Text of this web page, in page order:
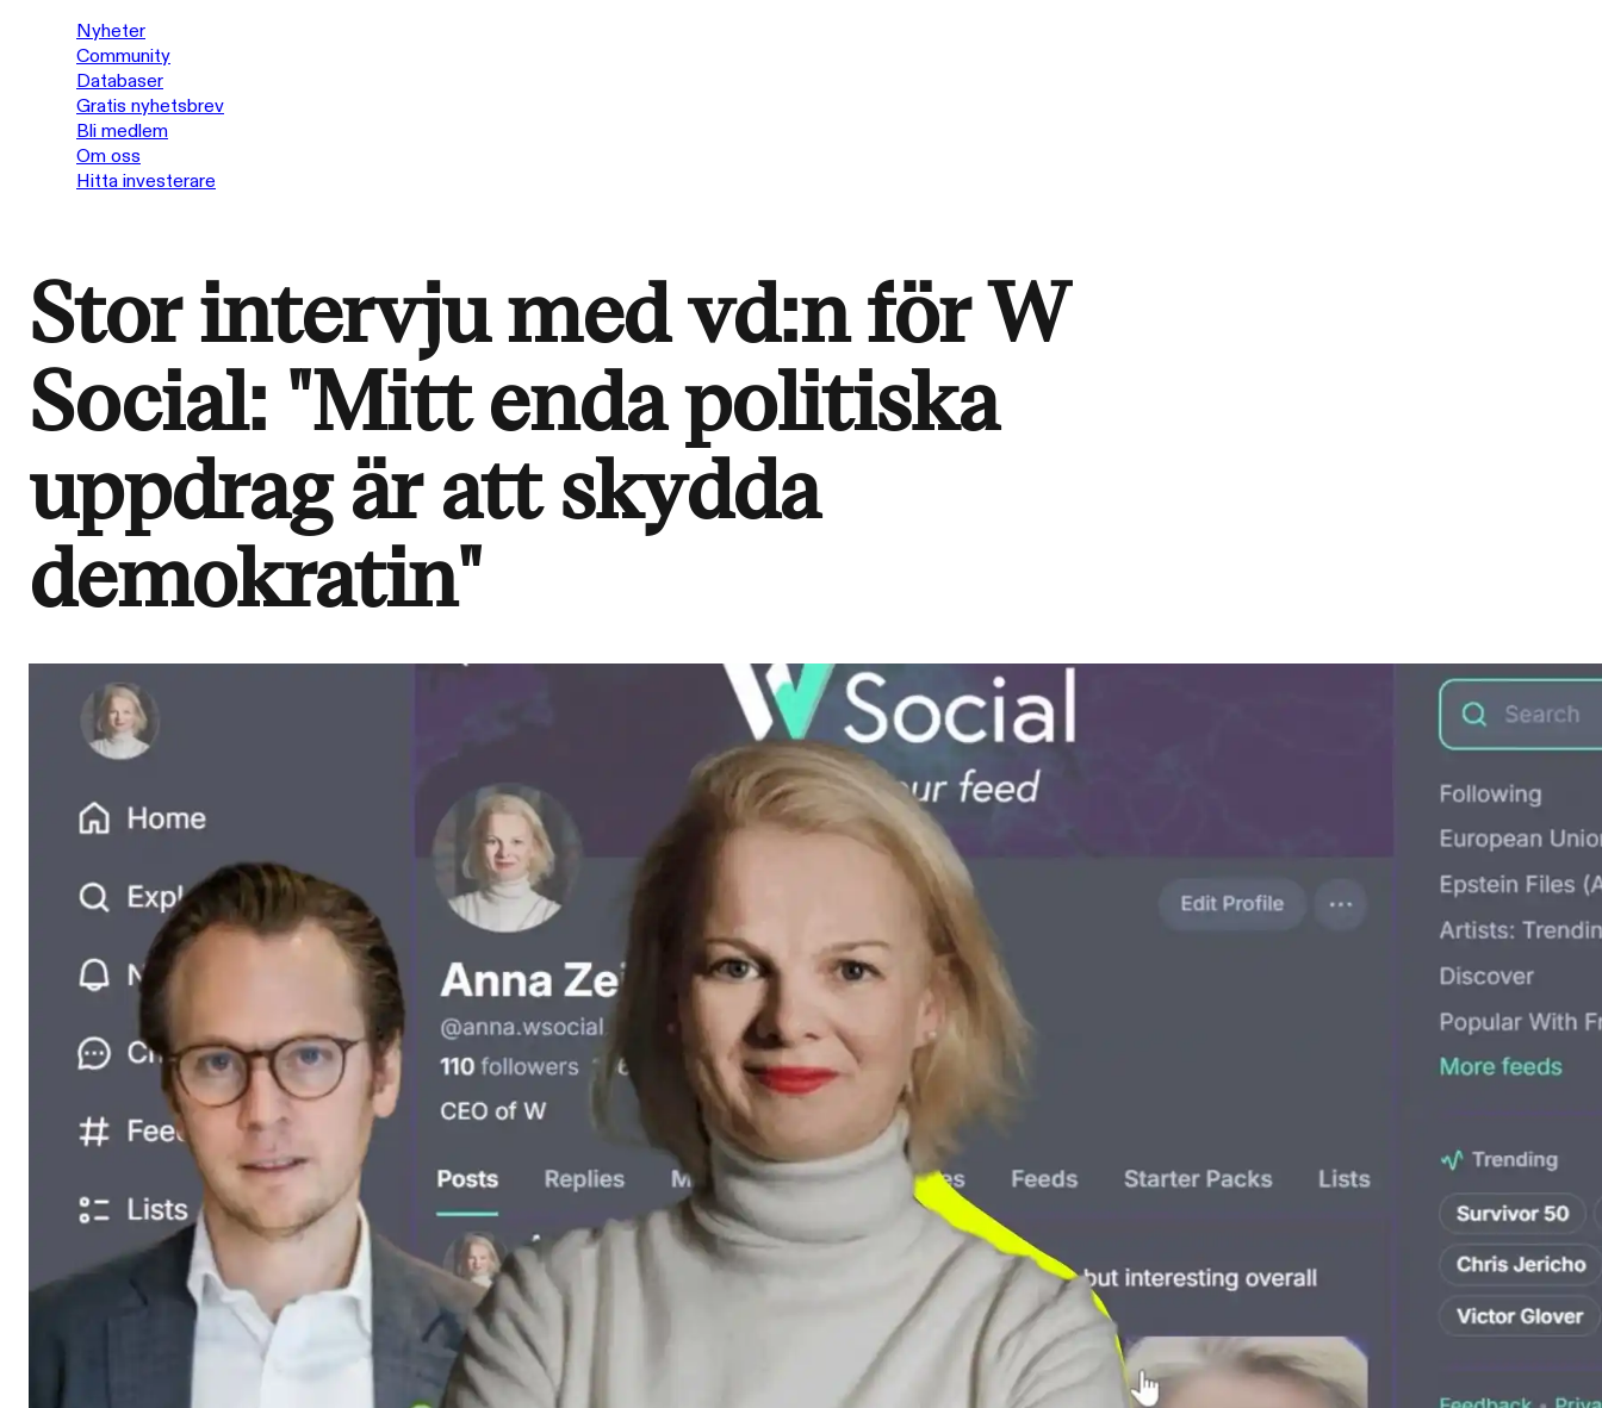
Nyheter
Community
Databaser
Gratis nyhetsbrev
Bli medlem
Om oss
Hitta investerare
Stor intervju med vd:n för W
Social: "Mitt enda politiska
uppdrag är att skydda
demokratin"